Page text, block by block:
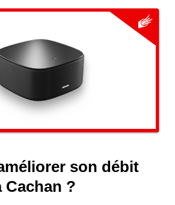
son débit
Cachan ?